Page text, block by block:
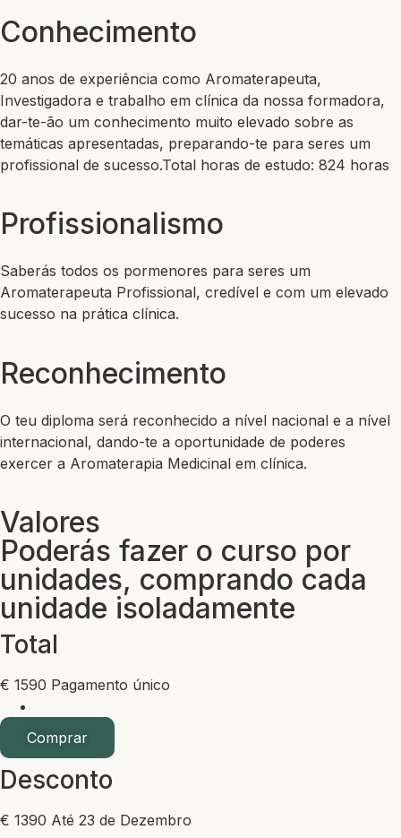
Conhecimento
20 anos de experiência como Aromaterapeuta,
Investigadora e trabalho em clínica da nossa formadora,
dar-te-ão um conhecimento muito elevado sobre as
temáticas apresentadas, preparando-te para seres um
profissional de sucesso.Total horas de estudo: 824 horas
Profissionalismo
Saberás todos os pormenores para seres um
Aromaterapeuta Profissional, credível e com um elevado
sucesso na prática clínica.
Reconhecimento
O teu diploma será reconhecido a nível nacional e a nível
internacional, dando-te a oportunidade de poderes
exercer a Aromaterapia Medicinal em clínica.
Valores
Poderás fazer o curso por
unidades, comprando cada
unidade isoladamente
Total
€ 1590 Pagamento único
Comprar
Desconto
€ 1390 Até 23 de Dezembro